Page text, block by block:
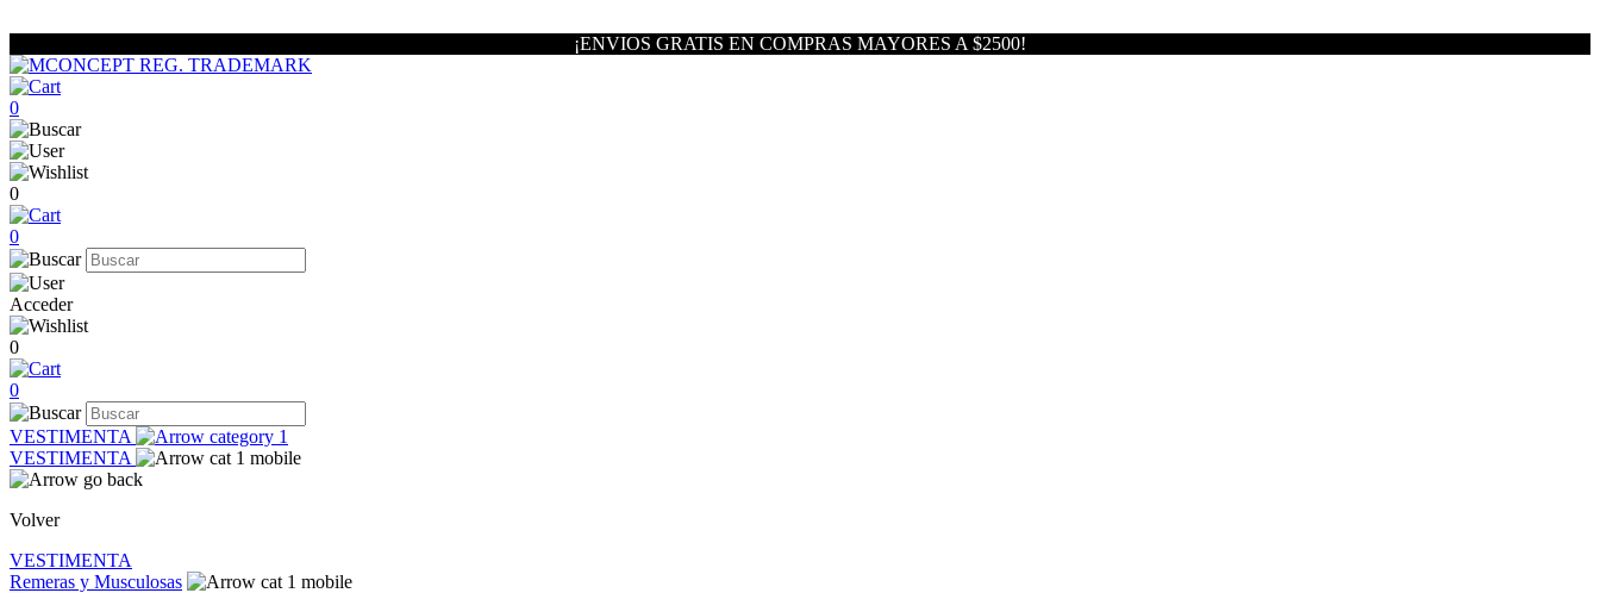
¡ENVIOS GRATIS EN COMPRAS MAYORES A $2500!
0
0
0
Acceder
0
0
VESTIMENTA
VESTIMENTA
Volver
VESTIMENTA
Remeras y Musculosas